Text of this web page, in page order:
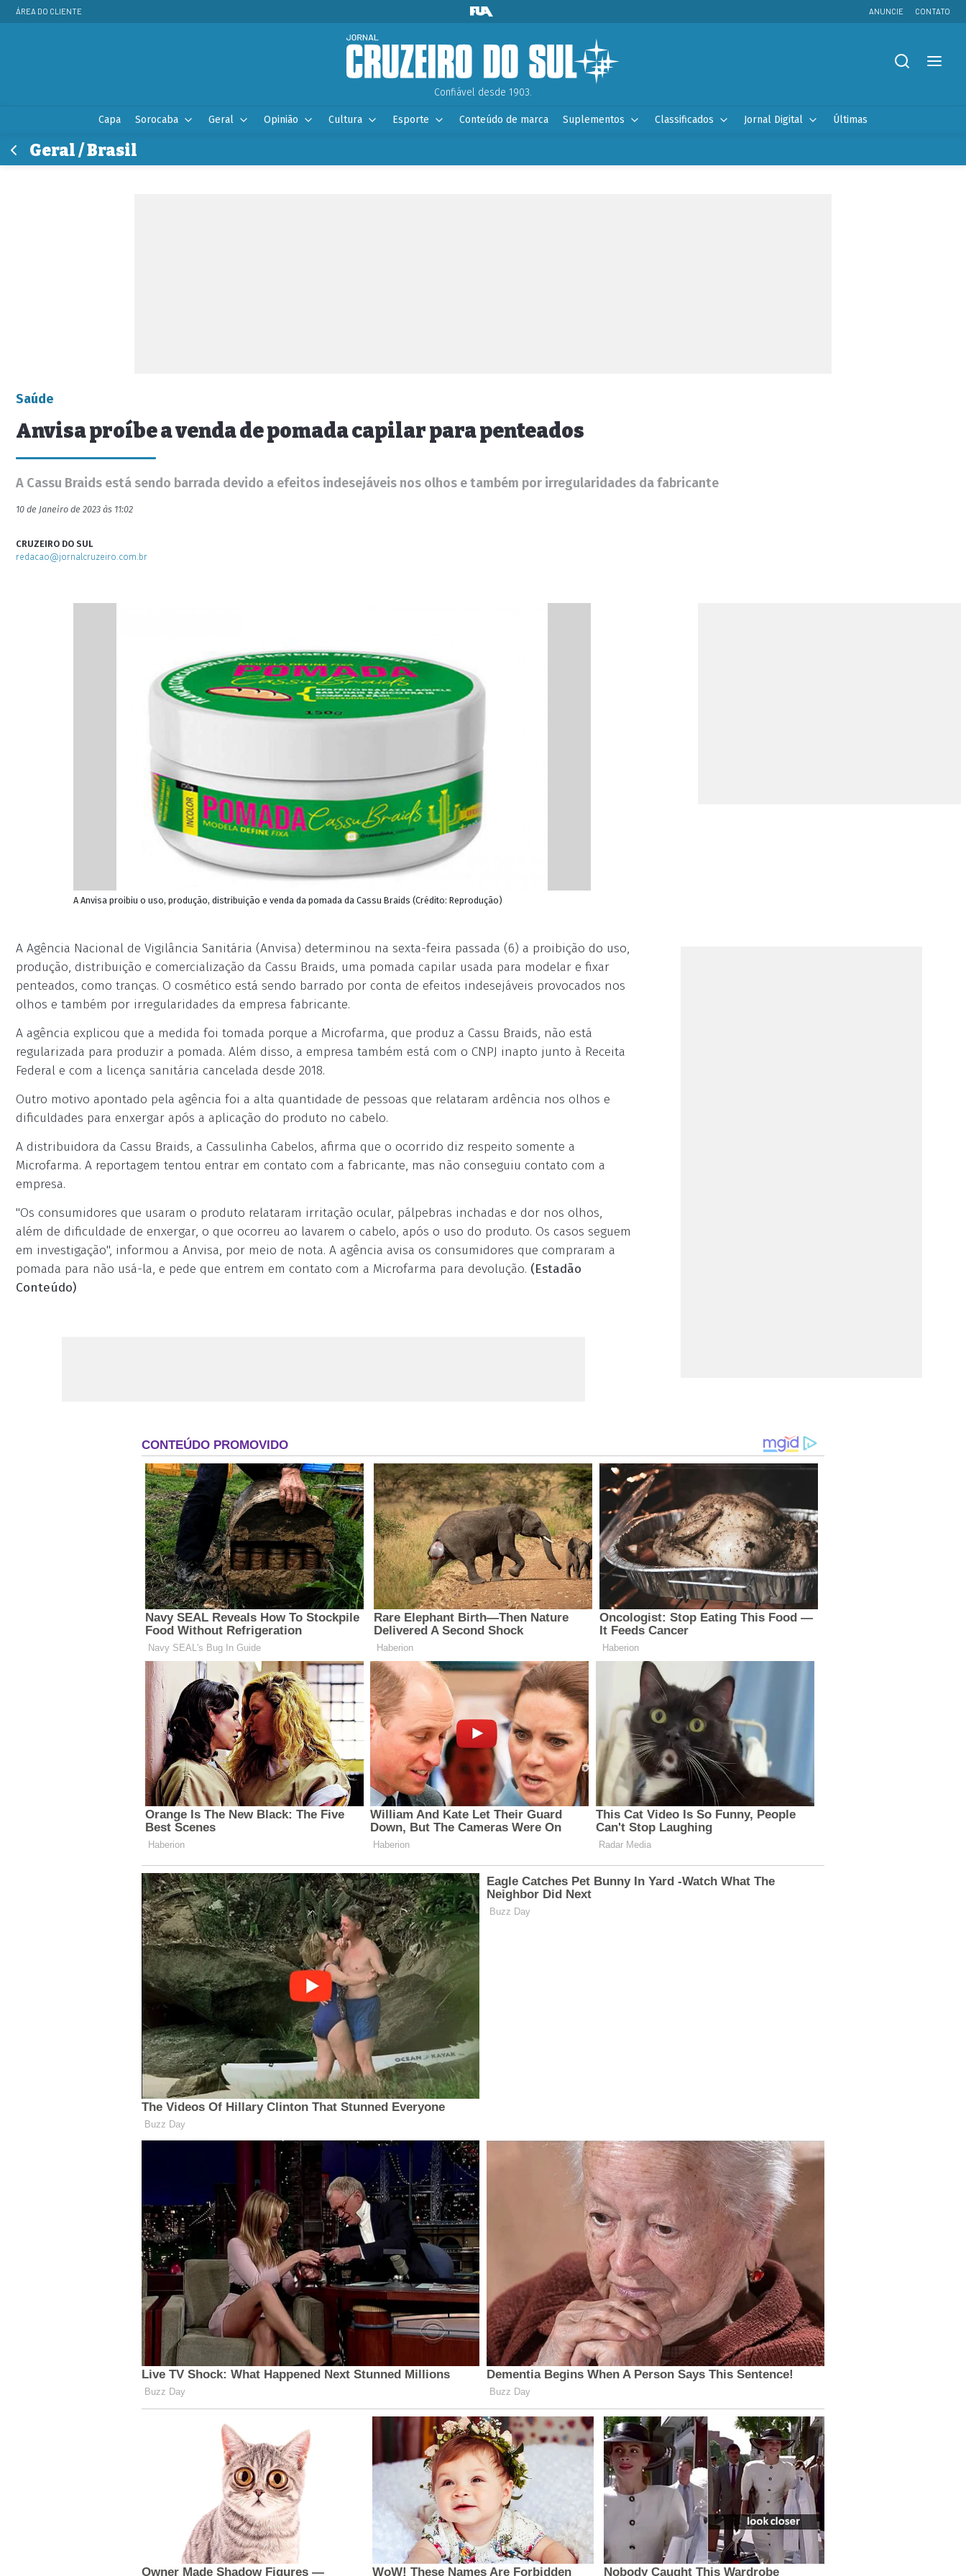
ÁREA DO CLIENTE ANUNCIE CONTATO
Confiável desde 1903.
Capa Sorocaba Geral Opinião Cultura Esporte Conteúdo de marca Suplementos Classificados Jornal Digital Últimas
Geral / Brasil
Saúde
Anvisa proíbe a venda de pomada capilar para penteados
A Cassu Braids está sendo barrada devido a efeitos indesejáveis nos olhos e também por irregularidades da fabricante
10 de Janeiro de 2023 às 11:02
CRUZEIRO DO SUL
redacao@jornalcruzeiro.com.br
A Anvisa proibiu o uso, produção, distribuição e venda da pomada da Cassu Braids (Crédito: Reprodução)
A Agência Nacional de Vigilância Sanitária (Anvisa) determinou na sexta-feira passada (6) a proibição do uso,
produção, distribuição e comercialização da Cassu Braids, uma pomada capilar usada para modelar e fixar
penteados, como tranças. O cosmético está sendo barrado por conta de efeitos indesejáveis provocados nos
olhos e também por irregularidades da empresa fabricante.
A agência explicou que a medida foi tomada porque a Microfarma, que produz a Cassu Braids, não está
regularizada para produzir a pomada. Além disso, a empresa também está com o CNPJ inapto junto à Receita
Federal e com a licença sanitária cancelada desde 2018.
Outro motivo apontado pela agência foi a alta quantidade de pessoas que relataram ardência nos olhos e
dificuldades para enxergar após a aplicação do produto no cabelo.
A distribuidora da Cassu Braids, a Cassulinha Cabelos, afirma que o ocorrido diz respeito somente a
Microfarma. A reportagem tentou entrar em contato com a fabricante, mas não conseguiu contato com a
empresa.
"Os consumidores que usaram o produto relataram irritação ocular, pálpebras inchadas e dor nos olhos,
além de dificuldade de enxergar, o que ocorreu ao lavarem o cabelo, após o uso do produto. Os casos seguem
em investigação", informou a Anvisa, por meio de nota. A agência avisa os consumidores que compraram a
pomada para não usá-la, e pede que entrem em contato com a Microfarma para devolução. (Estadão
Conteúdo)